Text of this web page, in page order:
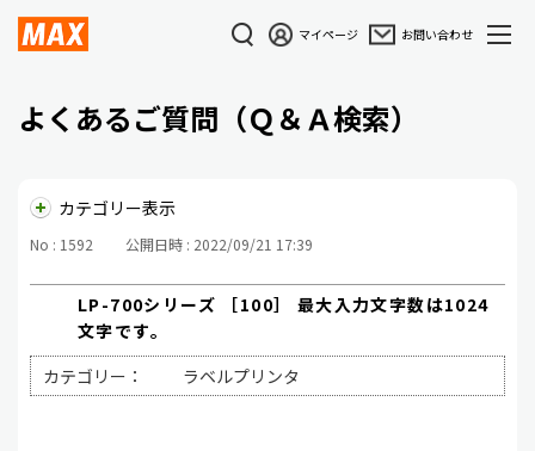
マイページ お問い合わせ
よくあるご質問（Ｑ＆Ａ検索）
カテゴリー表示
No : 1592 公開日時 : 2022/09/21 17:39
LP-700シリーズ ［100］ 最大入力文字数は1024
文字です。
カテゴリー：
ラベルプリンタ